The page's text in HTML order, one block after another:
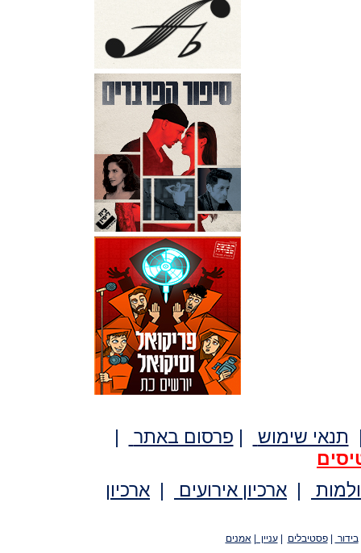
תנאי שימוש | פרסום באתר
|
| ארכיון אירועים | ארכיון
בידור |פסטיבלים |עניין |אמנים